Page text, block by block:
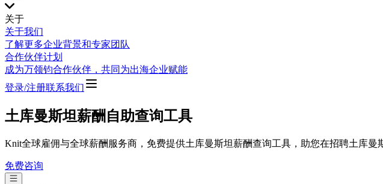
关于
关于我们
了解更多企业背景和专家团队
合作伙伴计划
成为万领钧合作伙伴，共同为出海企业赋能
登录/注册联系我们
土库曼斯坦薪酬自助查询工具
Knit全球雇佣与全球薪酬服务商，免费提供土库曼斯坦薪酬查询工具，助您在招聘土库曼
免费咨询